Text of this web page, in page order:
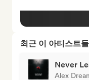
최근 이 아티스트
Never
Alex